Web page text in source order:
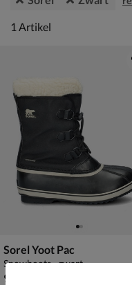
1 artikel
1 Artikel
Sorel Yoot Pac
Snowboots - zwart
€ 99,99
99